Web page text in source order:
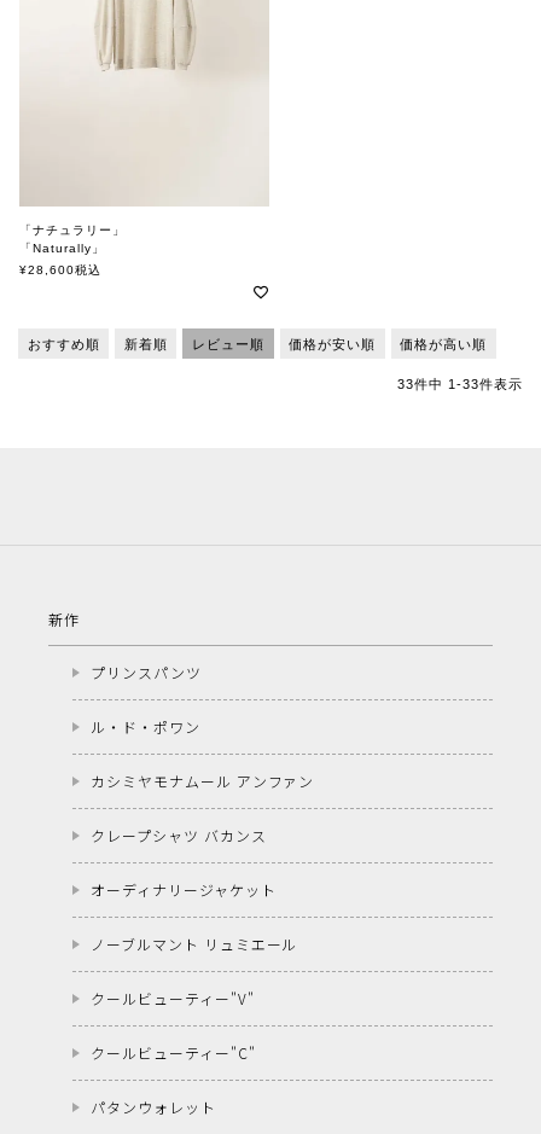
「ナチュラリー」
「Naturally」
soutiencollar（ステンカラー）
¥28,600税込
おすすめ順 新着順 レビュー順 価格が安い順 価格が高い順
33件中 1-33件表示
新作
プリンスパンツ
ル・ド・ポワン
カシミヤモナムール アンファン
クレープシャツ バカンス
オーディナリージャケット
ノーブルマント リュミエール
クールビューティー"V"
クールビューティー"C"
パタンウォレット